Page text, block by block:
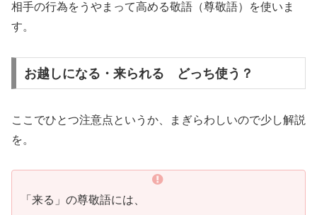
相手の行為をうやまって高める敬語（尊敬語）を使いま
す。
お越しになる・来られる どっち使う？
ここでひとつ注意点というか、まぎらわしいので少し解説
を。
「来る」の尊敬語には、